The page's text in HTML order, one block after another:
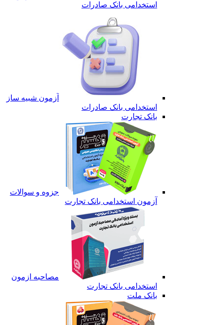
استخدامی بانک صادرات
آزمون شبیه ساز
استخدامی بانک صادرات
بانک تجارت
جزوه و سوالات
آزمون استخدامی بانک تجارت
مصاحبه ازمون
استخدامی بانک تجارت
بانک ملت